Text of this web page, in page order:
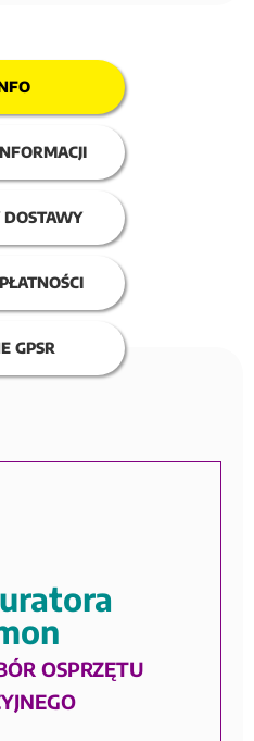
DOSTAWY
GPSR
OSPRZĘTU